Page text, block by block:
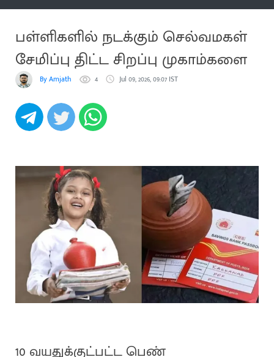
பள்ளிகளில் நடக்கும் செல்வமகள்
சேமிப்பு திட்ட சிறப்பு முகாம்களை
By Amjath 4 Jul 09, 2026, 09:07 IST
10 வயதுக்குட்பட்ட பெண்